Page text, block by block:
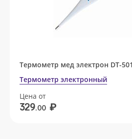
Термометр мед электрон DT-501
Термометр электронный
Цена от
329.00 ₽